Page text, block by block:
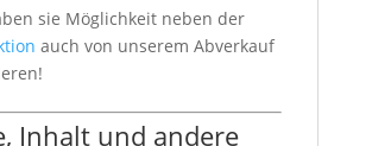
sie Möglichkeit neben der
auch von unserem Abverkauf
Inhalt und andere